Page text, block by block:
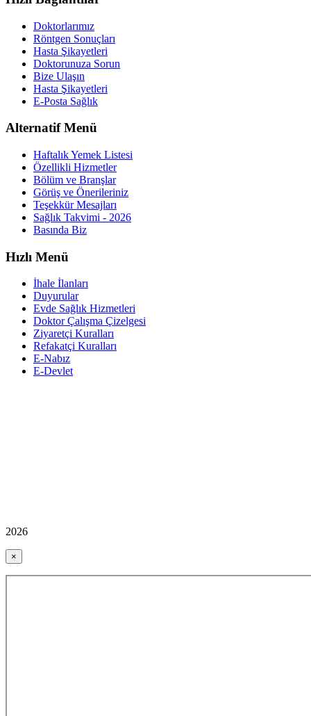
Doktorlarımız
Röntgen Sonuçları
Hasta Şikayetleri
Doktorunuza Sorun
Bize Ulaşın
Hasta Şikayetleri
E-Posta Sağlık
Alternatif Menü
Haftalık Yemek Listesi
Özellikli Hizmetler
Bölüm ve Branşlar
Görüş ve Önerileriniz
Teşekkür Mesajları
Sağlık Takvimi - 2026
Basında Biz
Hızlı Menü
İhale İlanları
Duyurular
Evde Sağlık Hizmetleri
Doktor Çalışma Çizelgesi
Ziyaretçi Kuralları
Refakatçi Kuralları
E-Nabız
E-Devlet
2026
×